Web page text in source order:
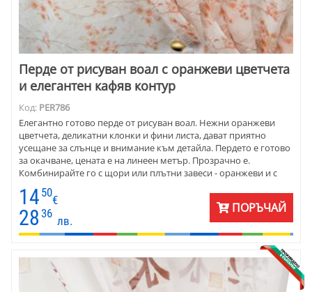
Перде от рисуван воал с оранжеви цветчета
и елегантен кафяв контур
Код: PER786
Елегантно готово перде от рисуван воал. Нежни оранжеви
цветчета, деликатни клонки и фини листа, дават приятно
усещане за слънце и внимание към детайла. Пердето е готово
за окачване, цената е на линеен метър. Прозрачно е.
Комбинирайте го с щори или плътни завеси - оранжеви и с
бежово-кафява гама.
14 50
€
28 36
лв.
ПОРЪЧАЙ